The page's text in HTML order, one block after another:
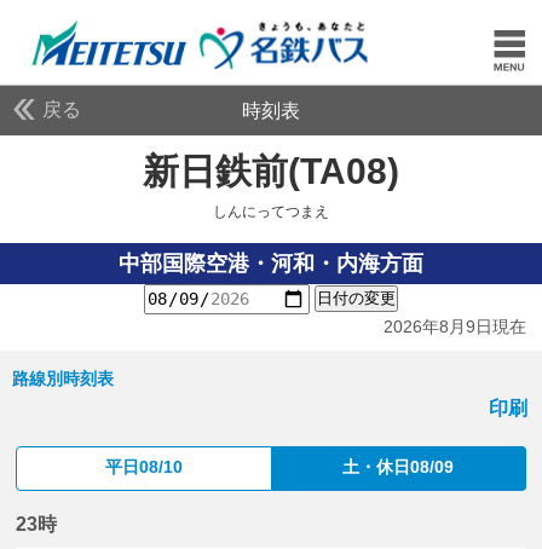
戻る 時刻表
新日鉄前(TA08)
しんにってつまえ
中部国際空港・河和・内海方面
日付の変更
2026年8月9日現在
路線別時刻表
印刷
平日08/10 土・休日08/09
23時